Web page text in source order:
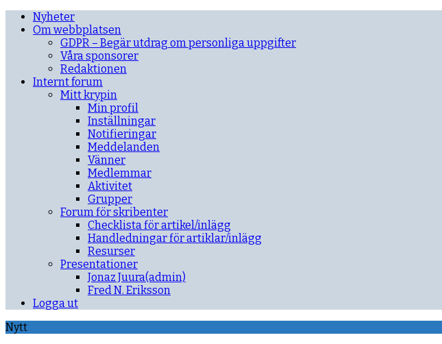
Nyheter
Om webbplatsen
GDPR – Begär utdrag om personliga uppgifter
Våra sponsorer
Redaktionen
Internt forum
Mitt krypin
Min profil
Inställningar
Notifieringar
Meddelanden
Vänner
Medlemmar
Aktivitet
Grupper
Forum för skribenter
Checklista för artikel/inlägg
Handledningar för artiklar/inlägg
Resurser
Presentationer
Jonaz Juura(admin)
Fred N. Eriksson
Logga ut
Nytt